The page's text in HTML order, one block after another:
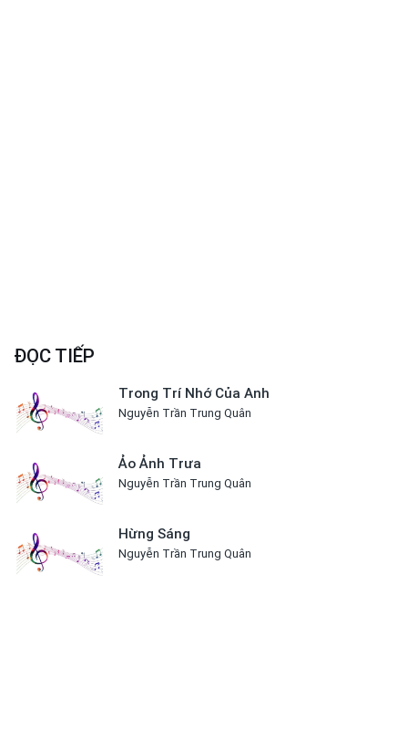
ĐỌC TIẾP
Trong Trí Nhớ Của Anh
Nguyễn Trần Trung Quân
Ảo Ảnh Trưa
Nguyễn Trần Trung Quân
Hừng Sáng
Nguyễn Trần Trung Quân